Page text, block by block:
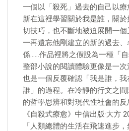
一個以「殺死」過去的自己以
新在這裡學習關於我是誰，關
切技巧，也不斷地被迫展開一個
一再遺忘他剛建立的新的過去
係……作品裡將之假設為一種「自
整部小說的閱讀體驗更像是一次
也是一個反覆確認「我是誰，
誰」的過程。在冷靜的行文之
的哲學思辨和對現代性社會的反
《自殺式療愈》中信出版·大方
「人類總體的生活在飛速進步